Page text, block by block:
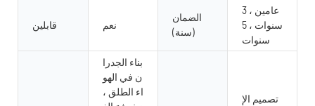
قابلين نعم
الضمان
(سنة)
عامين ، 3
سنوات ، 5
سنوات
بناء الجدرا
ن في الهو
اء الطلق ،
تصميم الإ